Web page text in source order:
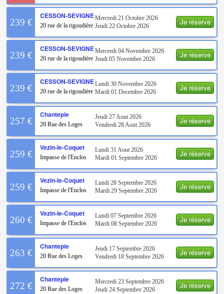
Je réserve
239 €
CESSON-SEVIGNE
20 rue de la rigoudière
Mercredi 21 Octobre 2026
Jeudi 22 Octobre 2026
Je réserve
239 €
CESSON-SEVIGNE
20 rue de la rigoudière
Mercredi 04 Novembre 2026
Jeudi 05 Novembre 2026
Je réserve
239 €
CESSON-SEVIGNE
20 rue de la rigoudière
Lundi 30 Novembre 2026
Mardi 01 Decembre 2026
Je réserve
257 €
Chantepie
20 Rue des Loges
Jeudi 27 Aout 2026
Vendredi 28 Aout 2026
Je réserve
259 €
Vezin-le-Coquet
Impasse de l'Enclos
Lundi 31 Aout 2026
Mardi 01 Septembre 2026
Je réserve
259 €
Vezin-le-Coquet
Impasse de l'Enclos
Lundi 28 Septembre 2026
Mardi 29 Septembre 2026
Je réserve
260 €
Vezin-le-Coquet
Impasse de l'Enclos
Lundi 07 Septembre 2026
Mardi 08 Septembre 2026
Je réserve
263 €
Chantepie
20 Rue des Loges
Jeudi 17 Septembre 2026
Vendredi 18 Septembre 2026
Je réserve
272 €
Chantepie
20 Rue des Loges
Mercredi 23 Septembre 2026
Jeudi 24 Septembre 2026